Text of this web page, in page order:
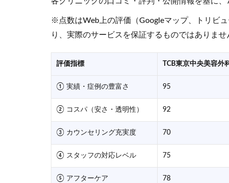
※点数はWeb上の評価（Googleマップ、トリビ
り、実際のサービスを保証するものではありませ
評価指標 TCB東京中央美容外
① 実績・症例の豊富さ 95
② コスパ（安さ・透明性） 92
③ カウンセリング充実度 70
④ スタッフの対応レベル 75
⑤ アフターケア 78